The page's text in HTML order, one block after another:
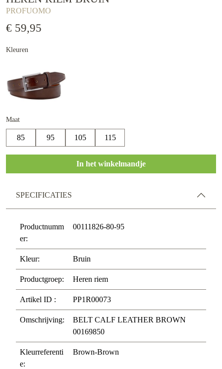
PROFUOMO
€ 59,95
Kleuren
Maat
85 95 105 115
In het winkelmandje
SPECIFICATIES
Productnumm
er:
00111826-80-95
Kleur: Bruin
Productgroep: Heren riem
Artikel ID : PP1R00073
Omschrijving:
BELT CALF LEATHER BROWN
00169850
Kleurreferenti
e:
Brown-Brown